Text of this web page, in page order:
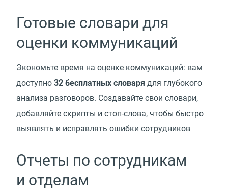
Готовые словари для
оценки коммуникаций
Экономьте время на оценке коммуникаций: вам
доступно 32 бесплатных словаря для глубокого
анализа разговоров. Создавайте свои словари,
добавляйте скрипты и стоп-слова, чтобы быстро
выявлять и исправлять ошибки сотрудников
Отчеты по сотрудникам
и отделам